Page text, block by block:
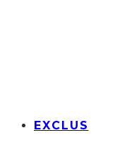
EXCLUS